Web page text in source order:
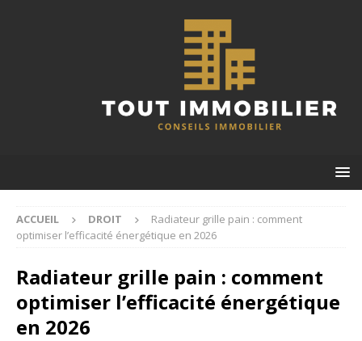
ACCUEIL DROIT
Radiateur grille pain : comment
optimiser l’efficacité énergétique en 2026
Radiateur grille pain : comment
optimiser l’efficacité énergétique
en 2026